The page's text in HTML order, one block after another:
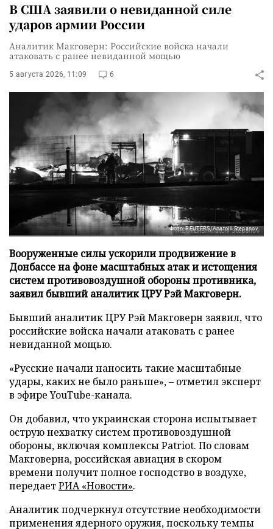
В США заявили о невиданной силе
ударов армии России
Аналитик Макговерн: Российские войска начали
атаковать с ранее невиданной мощью
5 августа 2026, 11:09 6
Фото: REUTERS/Anatolii Stepanov
Вооруженные силы ускорили продвижение в
Донбассе на фоне масштабных атак и истощения
систем противовоздушной обороны противника,
заявил бывший аналитик ЦРУ Рэй Макговерн.
Бывший аналитик ЦРУ Рэй Макговерн заявил, что
российские войска начали атаковать с ранее
невиданной мощью.
«Русские начали наносить такие масштабные
удары, каких не было раньше», – отметил эксперт
в эфире YouTube-канала.
Он добавил, что украинская сторона испытывает
острую нехватку систем противовоздушной
обороны, включая комплексы Patriot. По словам
Макговерна, российская авиация в скором
времени получит полное господство в воздухе,
передаетРИА «Новости».
Аналитик подчеркнул отсутствие необходимости
применения ядерного оружия, поскольку темпы